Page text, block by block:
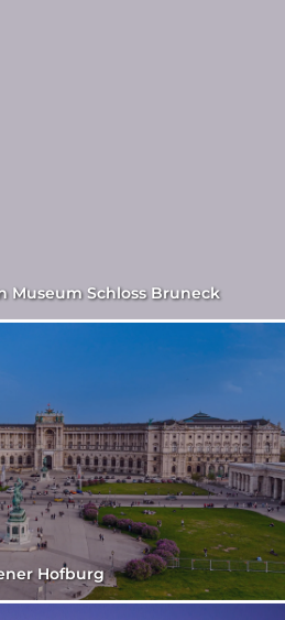
Museum Schloss Bruneck
Hofburg